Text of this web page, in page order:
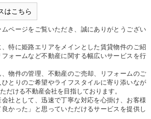
はこちら
ページをご覧いただき、誠にありがとうござい
特に姫路エリアをメインとした賃貸物件のご紹
ォームなど不動産に関する幅広いサービスを行
物件の管理、不動産のご売却、リフォームのご
とりのご希望やライフスタイルに寄り添いなが
だける不動産会社を目指しております。
社として、迅速で丁寧な対応を心掛け、お客様
かった」と思っていただけるサービスを提供し